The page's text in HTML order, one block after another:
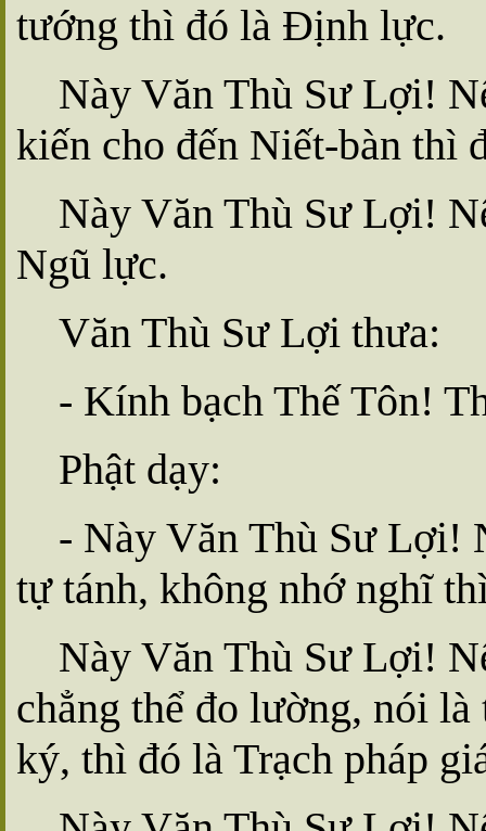
tướng thì đó là Ðịnh lực.
Này Văn Thù Sư Lợi!
kiến cho đến Niết-bàn thì
Này Văn Thù Sư Lợi!
Ngũ lực.
Văn Thù Sư Lợi thưa:
- Kính bạch Thế Tôn!
Phật dạy:
- Này Văn Thù Sư Lợi!
tự tánh, không nhớ nghĩ
Này Văn Thù Sư Lợi!
chẳng thể đo lường, nói
ký, thì đó là Trạch pháp